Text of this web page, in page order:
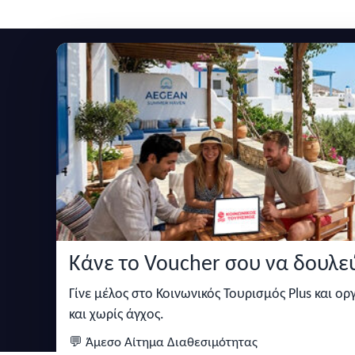
Κάνε το Voucher σου να
Γίνε μέλος στο Κοινωνικός Τουρισμός Plus και
και χωρίς άγχος.
💬 Άμεσο Αίτημα Διαθεσιμότητας
Εγγραφείτε στο newsletter μας
Μείνετε ενημερωμένοι με τις τελευταίες
Κάντε αναζήτηση για προσφορές σε ξενοδοχεία,